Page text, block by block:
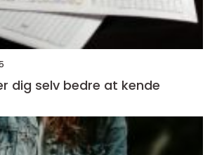
dig selv bedre at kende